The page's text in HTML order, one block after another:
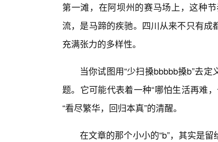
第一滩，在阿坝州的赛马场上，这种
流，是马蹄的疾驰。四川从来不只有
充满张力的多样性。
当你试图用“少扫搡bbbbb搡b”去
题。它可能代表着一种“哪怕生活再难
“看尽繁华，回归本真”的清醒。
在文章的那个小小的“b”，其实是